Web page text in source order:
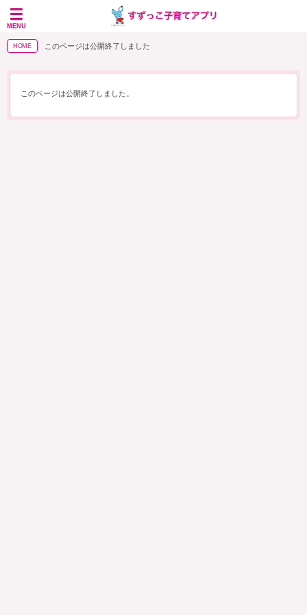
MENU
HOME このページは公開終了しました
このページは公開終了しました。